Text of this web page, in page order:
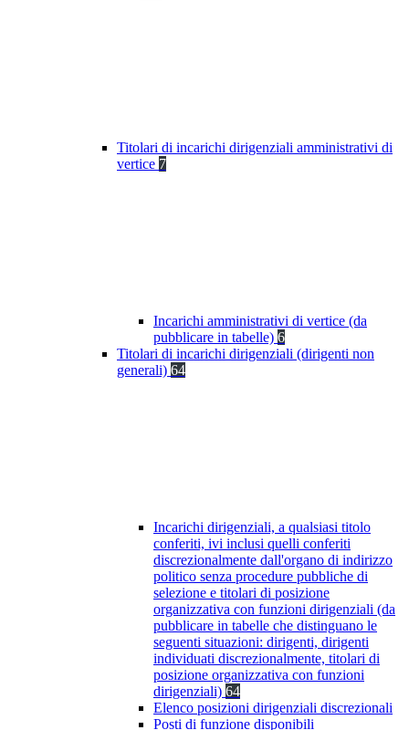
Titolari di incarichi dirigenziali amministrativi di
vertice 7
Incarichi amministrativi di vertice (da
pubblicare in tabelle) 6
Titolari di incarichi dirigenziali (dirigenti non
generali) 64
Incarichi dirigenziali, a qualsiasi titolo
conferiti, ivi inclusi quelli conferiti
discrezionalmente dall'organo di indirizzo
politico senza procedure pubbliche di
selezione e titolari di posizione
organizzativa con funzioni dirigenziali (da
pubblicare in tabelle che distinguano le
seguenti situazioni: dirigenti, dirigenti
individuati discrezionalmente, titolari di
posizione organizzativa con funzioni
dirigenziali) 64
Elenco posizioni dirigenziali discrezionali
Posti di funzione disponibili